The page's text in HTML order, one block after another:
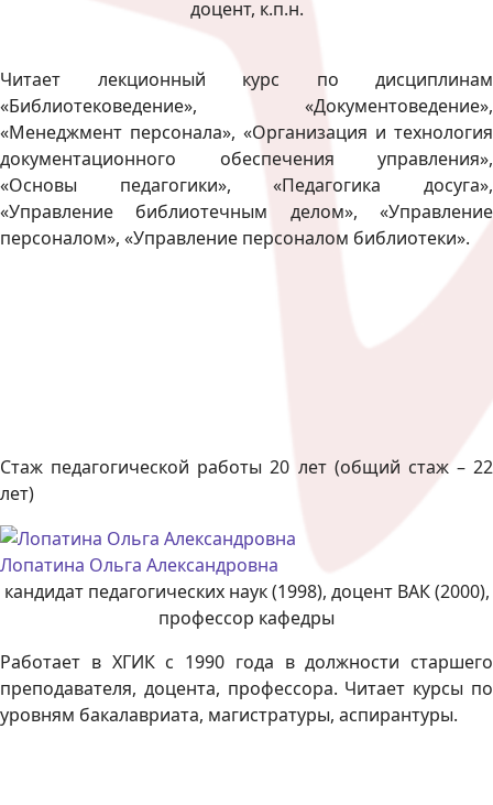
доцент, к.п.н.
Читает лекционный курс по дисциплинам
«Библиотековедение», «Документоведение»,
«Менеджмент персонала», «Организация и технология
документационного обеспечения управления»,
«Основы педагогики», «Педагогика досуга»,
«Управление библиотечным делом», «Управление
персоналом», «Управление персоналом библиотеки».
Стаж педагогической работы 20 лет (общий стаж – 22
лет)
Лопатина Ольга Александровна
кандидат педагогических наук (1998), доцент ВАК (2000),
профессор кафедры
Работает в ХГИК с 1990 года в должности старшего
преподавателя, доцента, профессора. Читает курсы по
уровням бакалавриата, магистратуры, аспирантуры.